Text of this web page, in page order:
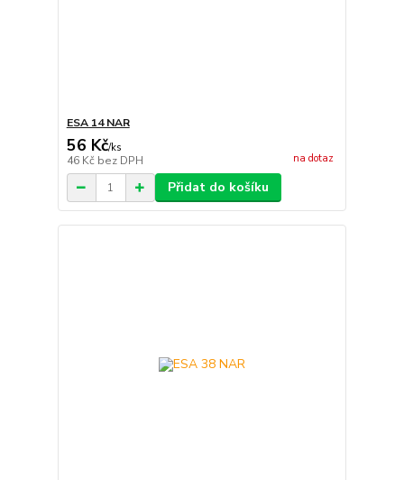
ESA 14 NAR
56 Kč/ks
46 Kč bez DPH na dotaz
Přidat do košíku